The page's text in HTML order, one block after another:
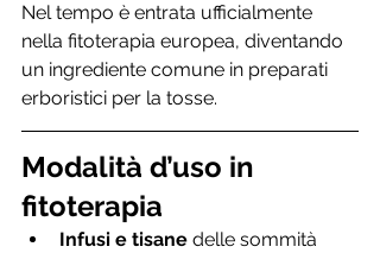
Nel tempo è entrata ufficialmente
nella fitoterapia europea, diventando
un ingrediente comune in preparati
erboristici per la tosse.
Modalità d’uso in
fitoterapia
Infusi e tisane delle sommità